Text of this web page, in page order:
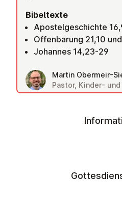
Bibeltexte
Apostelgeschichte
Offenbarung 21,10
Johannes 14,23-29
Martin Obermeir-
Pastor, Kinder-